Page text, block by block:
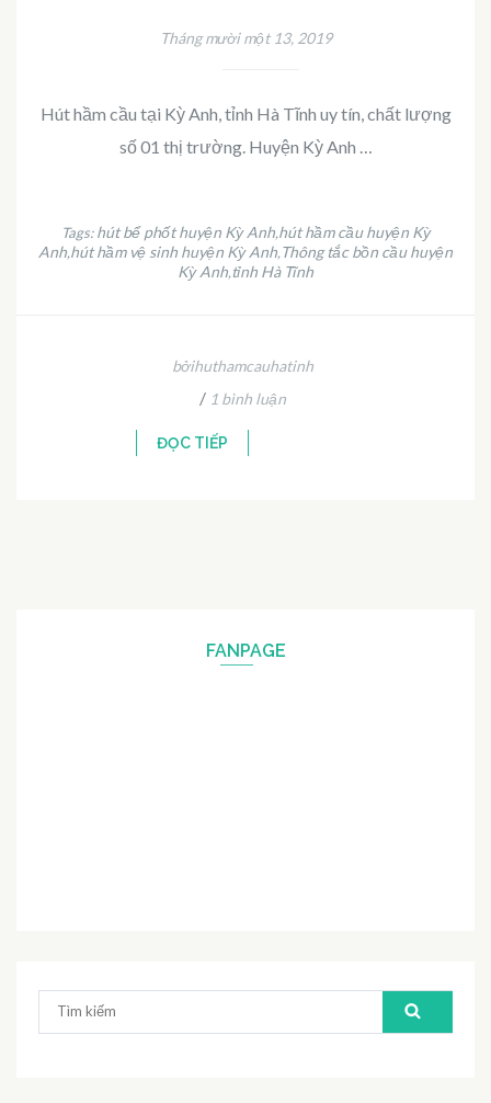
Tháng mười một 13, 2019
Hút hầm cầu tại Kỳ Anh, tỉnh Hà Tĩnh uy tín, chất lượng
số 01 thị trường. Huyện Kỳ Anh …
Tags:hút bể phốt huyện Kỳ Anh,hút hầm cầu huyện Kỳ
Anh,hút hầm vệ sinh huyện Kỳ Anh,Thông tắc bồn cầu huyện
Kỳ Anh,tỉnh Hà Tĩnh
bởihuthamcauhatinh
/ 1 bình luận
ĐỌC TIẾP
FANPAGE
kiếm: